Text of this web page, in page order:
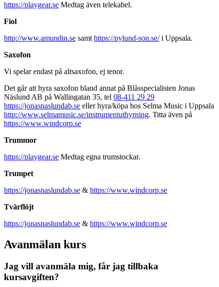
https://playgear.se Medtag även telekabel.
Fiol
http://www.amundin.se samt https://nylund-son.se/i Uppsala.
Saxofon
Vi spelar endast på altsaxofon, ej tenor.
Det går att hyra saxofon bland annat på Blåsspecialisten Jonas
Näslund AB på Wallingatan 35, tel 08-411 29 29
https://jonasnaslundab.se eller hyra/köpa hos Selma Music i Uppsala
http://www.selmamusic.se/instrumentuthyrning. Titta även på
https://www.windcorp.se
Trummor
https://playgear.se Medtag egna trumstockar.
Trumpet
https://jonasnaslundab.se & https://www.windcorp.se
Tvärflöjt
https://jonasnaslundab.se & https://www.windcorp.se
Avanmälan kurs
Jag vill avanmäla mig, får jag tillbaka
kursavgiften?